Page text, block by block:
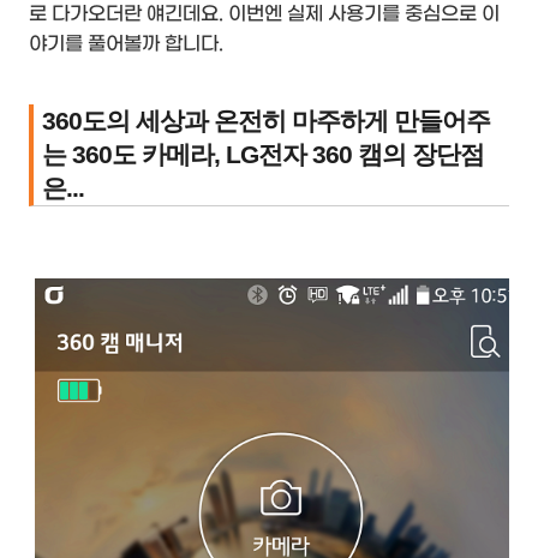
로 다가오더란 얘긴데요. 이번엔 실제 사용기를 중심으로 이
야기를 풀어볼까 합니다.
360도의 세상과 온전히 마주하게 만들어주
는 360도 카메라, LG전자 360 캠의 장단점
은...